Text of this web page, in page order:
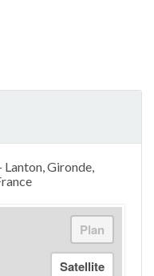
Lanton, Gironde,